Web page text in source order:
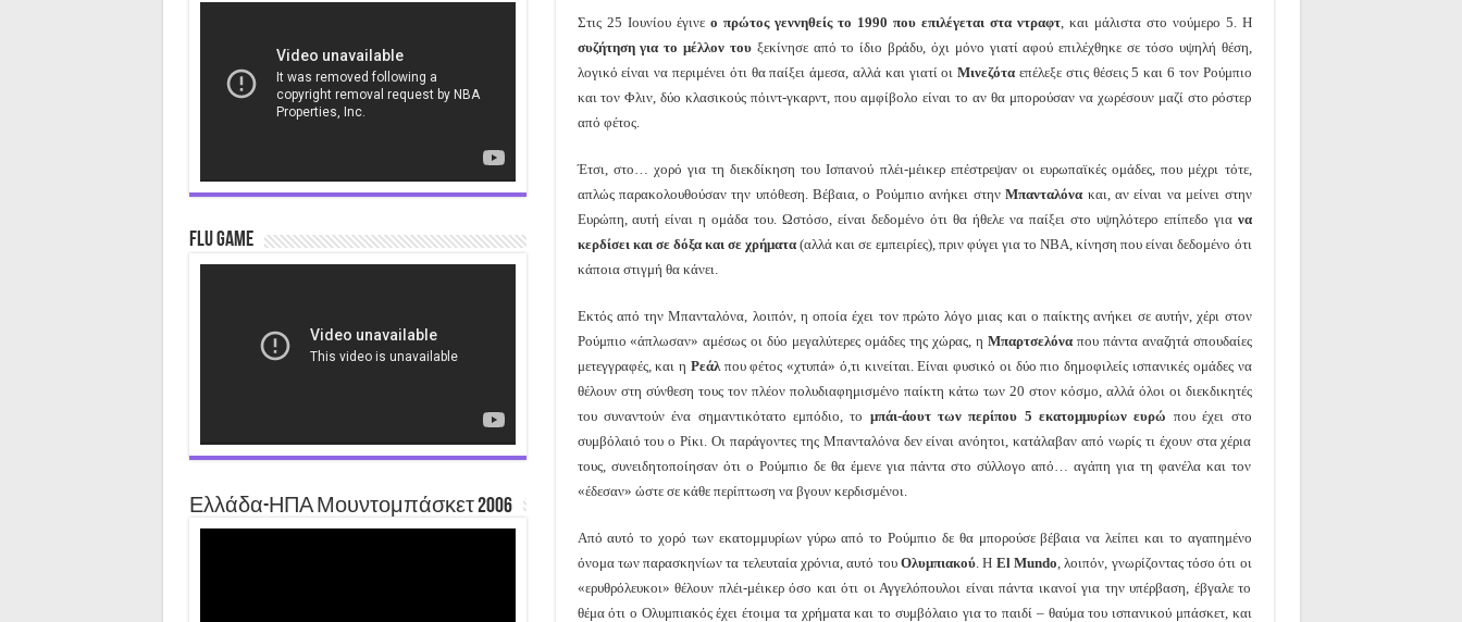
Στις 25 Ιουνίου έγινε ο πρώτος γεννηθείς το 1990 που επιλέγεται στα ντραφτ, και μάλιστα στο νούμερο 5. Η
συζήτηση για το μέλλον τουξεκίνησε από το ίδιο βράδυ, όχι μόνο γιατί αφού επιλέχθηκε σε τόσο υψηλή θέση,
λογικό είναι να περιμένει ότι θα παίξει άμεσα, αλλά και γιατί οιΜινεζότα επέλεξε στις θέσεις 5 και 6 τον Ρούμπιο
και τον Φλιν, δύο κλασικούς πόιντ-γκαρντ, που αμφίβολο είναι το αν θα μπορούσαν να χωρέσουν μαζί στο ρόστερ
από φέτος.
Έτσι, στο… χορό για τη διεκδίκηση του Ισπανού πλέι-μέικερ επέστρεψαν οι ευρωπαϊκές ομάδες, που μέχρι τότε,
απλώς παρακολουθούσαν την υπόθεση. Βέβαια, ο Ρούμπιο ανήκει στηνΜπανταλόνα και, αν είναι να μείνει στην
Ευρώπη, αυτή είναι η ομάδα του. Ωστόσο, είναι δεδομένο ότι θα ήθελε να παίξει στο υψηλότερο επίπεδο για να
κερδίσει και σε δόξα και σε χρήματα(αλλά και σε εμπειρίες), πριν φύγει για το NBA, κίνηση που είναι δεδομένο ότι
κάποια στιγμή θα κάνει.
Εκτός από την Μπανταλόνα, λοιπόν, η οποία έχει τον πρώτο λόγο μιας και ο παίκτης ανήκει σε αυτήν, χέρι στον
Ρούμπιο «άπλωσαν» αμέσως οι δύο μεγαλύτερες ομάδες της χώρας, η Μπαρτσελόνα που πάντα αναζητά σπουδαίες
μετεγγραφές, και η Ρεάλπου φέτος «χτυπά» ό,τι κινείται. Είναι φυσικό οι δύο πιο δημοφιλείς ισπανικές ομάδες να
θέλουν στη σύνθεση τους τον πλέον πολυδιαφημισμένο παίκτη κάτω των 20 στον κόσμο, αλλά όλοι οι διεκδικητές
του συναντούν ένα σημαντικότατο εμπόδιο, το μπάι-άουτ των περίπου 5 εκατομμυρίων ευρώ που έχει στο
συμβόλαιό του ο Ρίκι. Οι παράγοντες της Μπανταλόνα δεν είναι ανόητοι, κατάλαβαν από νωρίς τι έχουν στα χέρια
τους, συνειδητοποίησαν ότι ο Ρούμπιο δε θα έμενε για πάντα στο σύλλογο από… αγάπη για τη φανέλα και τον
«έδεσαν» ώστε σε κάθε περίπτωση να βγουν κερδισμένοι.
Από αυτό το χορό των εκατομμυρίων γύρω από το Ρούμπιο δε θα μπορούσε βέβαια να λείπει και το αγαπημένο
όνομα των παρασκηνίων τα τελευταία χρόνια, αυτό του Ολυμπιακού . Η El Mundo , λοιπόν, γνωρίζοντας τόσο ότι οι
«ερυθρόλευκοι» θέλουν πλέι-μέικερ όσο και ότι οι Αγγελόπουλοι είναι πάντα ικανοί για την υπέρβαση, έβγαλε το
θέμα ότι ο Ολυμπιακός έχει έτοιμα τα χρήματα και το συμβόλαιο για το παιδί – θαύμα του ισπανικού μπάσκετ, και
Flu Game
Ελλάδα-ΗΠΑ Μουντομπάσκετ 2006